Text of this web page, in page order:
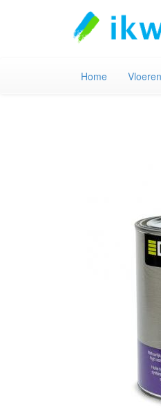
Home Vloeren